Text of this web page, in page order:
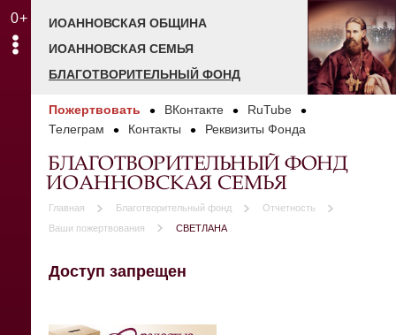
0+
ИОАННОВСКАЯ ОБЩИНА
ИОАННОВСКАЯ СЕМЬЯ
БЛАГОТВОРИТЕЛЬНЫЙ ФОНД
Пожертвовать ВКонтакте
RuTube
Телеграм
Контакты Реквизиты Фонда
БЛАГОТВОРИТЕЛЬНЫЙ ФОНД
ИОАННОВСКАЯ СЕМЬЯ
Главная Благотворительный фонд
Отчетность
Ваши пожертвования
СВЕТЛАНА
Доступ запрещен